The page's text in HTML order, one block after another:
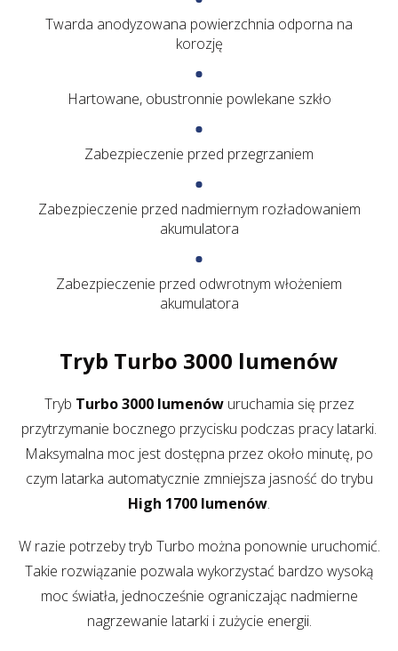
Twarda anodyzowana powierzchnia odporna na
korozję
Hartowane, obustronnie powlekane szkło
Zabezpieczenie przed przegrzaniem
Zabezpieczenie przed nadmiernym rozładowaniem
akumulatora
Zabezpieczenie przed odwrotnym włożeniem
akumulatora
Tryb Turbo 3000 lumenów
Tryb Turbo 3000 lumenówuruchamia się przez
przytrzymanie bocznego przycisku podczas pracy latarki.
Maksymalna moc jest dostępna przez około minutę, po
czym latarka automatycznie zmniejsza jasność do trybu
High 1700 lumenów.
W razie potrzeby tryb Turbo można ponownie uruchomić.
Takie rozwiązanie pozwala wykorzystać bardzo wysoką
moc światła, jednocześnie ograniczając nadmierne
nagrzewanie latarki i zużycie energii.